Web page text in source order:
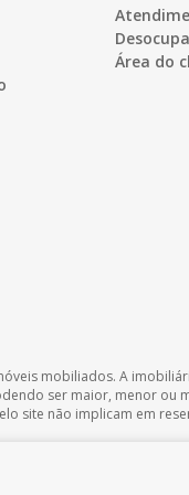
Área do
mobiliados. A
ser maior, menor ou
site não implicam em